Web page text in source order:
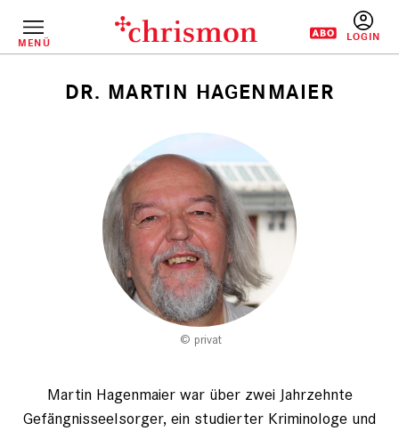
InhaltMENÜ
Pfadnavigation
DR. MARTIN HAGENMAIER
privat
Martin Hagenmaier war über zwei Jahrzehnte
Gefängnisseelsorger, ein studierter Kriminologe und